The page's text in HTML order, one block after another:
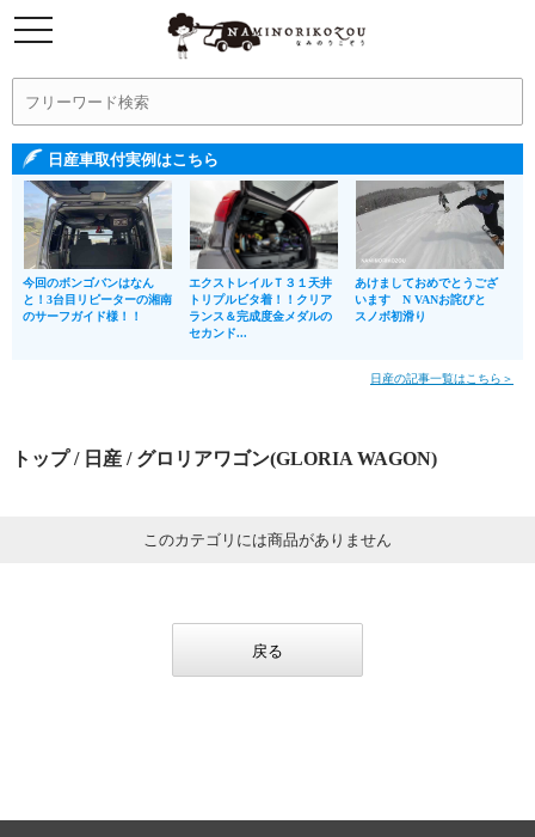
日産車取付実例はこちら
今回のボンゴバンはなん
と！3台目リピーターの湘南
のサーフガイド様！！
エクストレイルＴ３１天井
トリプルビタ着！！クリア
ランス＆完成度金メダルの
セカンド...
あけましておめでとうござ
います N VANお詫びと
スノボ初滑り
日産の記事一覧はこちら＞
トップ/ 日産 / グロリアワゴン(GLORIA WAGON)
このカテゴリには商品がありません
戻る